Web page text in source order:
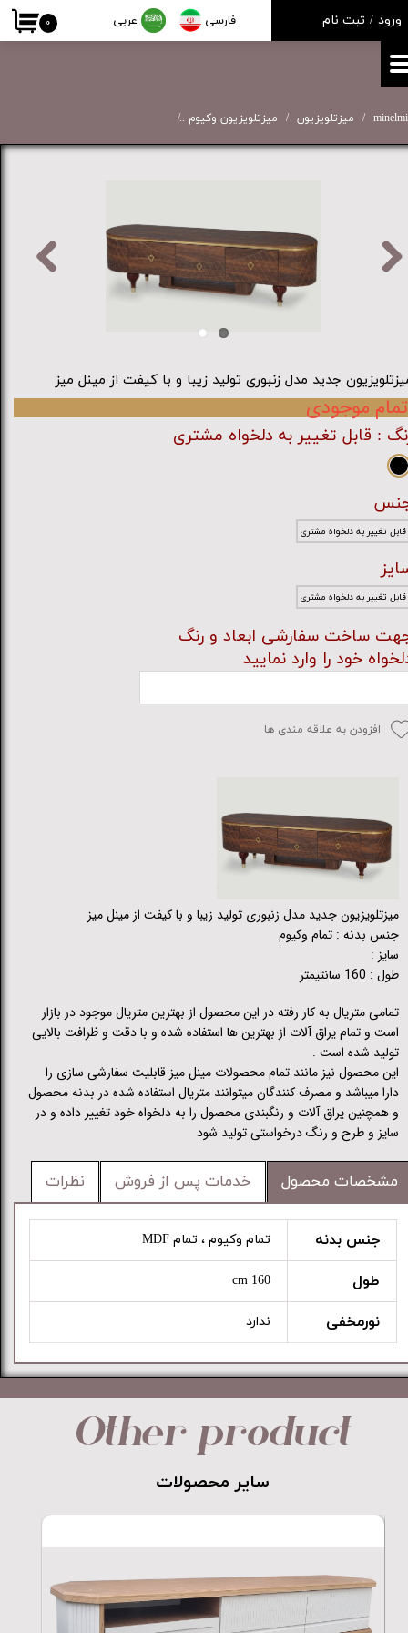
عربی فارسی ۰ ورود / ثبت نام
حساب کاربری من
تغییر گذر واژه
سفارشاتمیزتلویزیون میزتلویزیون وکیوم
جدید مدل زنبوری تولید زیبا و با کیفت از مینل میز
موجودی
: قابل تغییر به دلخواه مشتری
قابل تغییر به دلخواه مشتری
قابل تغییر به دلخواه مشتری
ساخت سفارشی ابعاد و رنگ
خود را وارد نمایید
افزودن به علاقه مندی ها
میزتلویزیون جدید مدل زنبوری تولید زیبا و با کیفت از مینل میز
جنس بدنه : تمام وکیوم
سایز :
طول : 160 سانتیمتر
تمامی متریال به کار رفته در این محصول از بهترین متریال موجود در بازار
است و تمام یراق آلات از بهترین ها استفاده شده و با دقت و ظرافت بالایی
تولید شده است .
این محصول نیز مانند تمام محصولات مینل میز قابلیت سفارشی سازی را
دارا میباشد و مصرف کنندگان میتوانند متریال استفاده شده در بدنه محصول
و همچنین یراق آلات و رنگبندی محصول را به دلخواه خود تغییر داده و در
سایز و طرح و رنگ درخواستی تولید شود
مشخصات محصول خدمات پس از فروش نظرات
جنس بدنه تمام وکیوم ، تمام MDF
طول 160 cm
نورمخفی ندارد
Other product
​​​​​​​سایر محصولات​​​​​​​